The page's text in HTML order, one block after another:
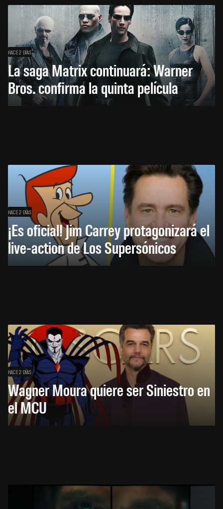
HACE 2 DÍAS
La saga Matrix continuará: Warner
Bros. confirma la quinta película
HACE 2 DÍAS
¡Es oficial! Jim Carrey protagonizará el
live-action de Los Supersónicos
HACE 2 DÍAS
Wagner Moura quiere ser Siniestro en
el MCU